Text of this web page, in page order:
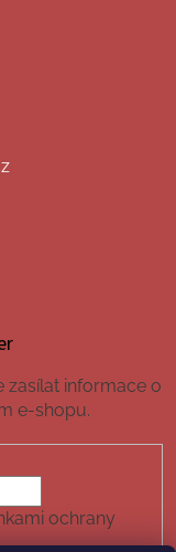
informace o
e-shopu.
ochrany